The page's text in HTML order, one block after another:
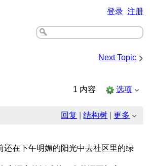
登录 注册
Next Topic ›
1 内容 选项
回复 |结构树 |更多
在下午明媚的阳光中去社区里的绿